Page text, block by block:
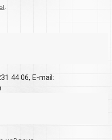
.
44 06, E-mail: